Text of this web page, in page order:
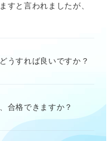
すと言われましたが、
うすれば良いですか？
合格できますか？